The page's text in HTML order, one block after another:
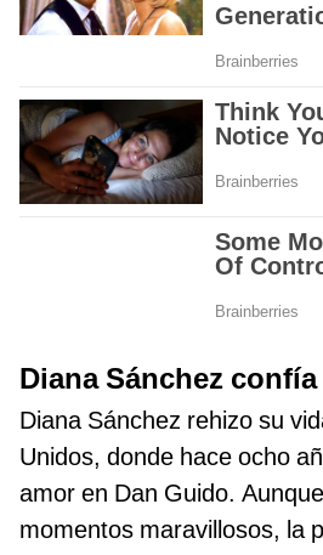
Diana Sánchez
Diana Sánchez rehizo su
Unidos, donde hace ocho
amor en Dan Guido.
momentos maravillosos, la